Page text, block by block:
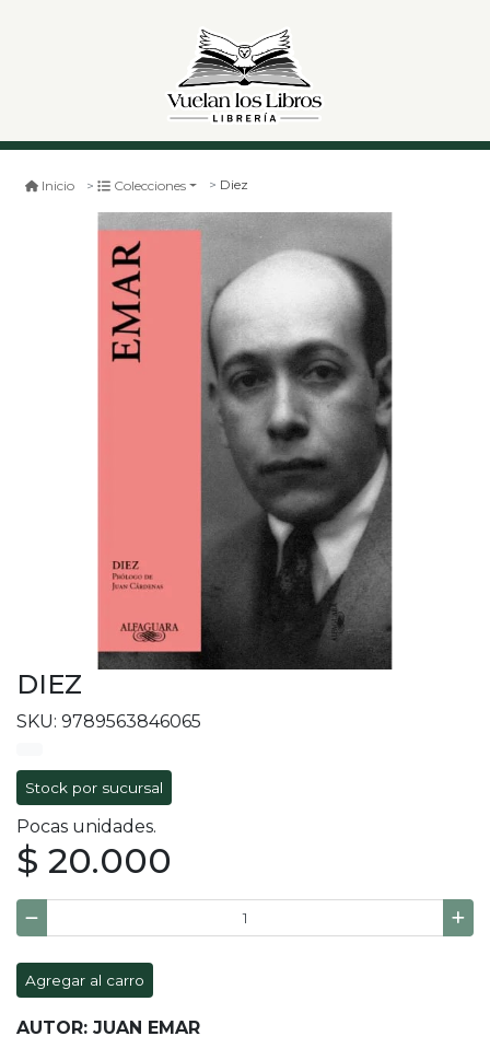
Inicio Colecciones Diez
DIEZ
SKU: 9789563846065
Stock por sucursal
Pocas unidades.
$ 20.000
Agregar al carro
AUTOR: JUAN EMAR